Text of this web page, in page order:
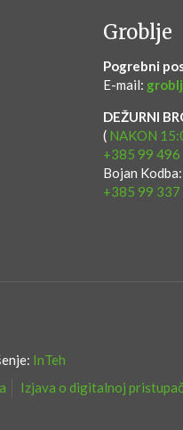
Groblje
Pogrebni
E-mail:
DEŽURNI
( NAKON
+385 99
Bojan Kodba:
+385 99
InTeh
Izjava o digitalnoj